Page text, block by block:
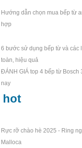
Hướng dẫn chọn mua bếp từ
hợp
6 bước sử dụng bếp từ và các
toàn, hiệu quả
ĐÁNH GIÁ top 4 bếp từ Bosch
nay
hot
Rực rỡ chào hè 2025 - Ring
Malloca